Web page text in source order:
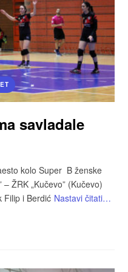
savladale
kolo Super B ženske
ŽRK „Kučevo” (Kučevo)
Filip i Berdić Nastavi čitati…